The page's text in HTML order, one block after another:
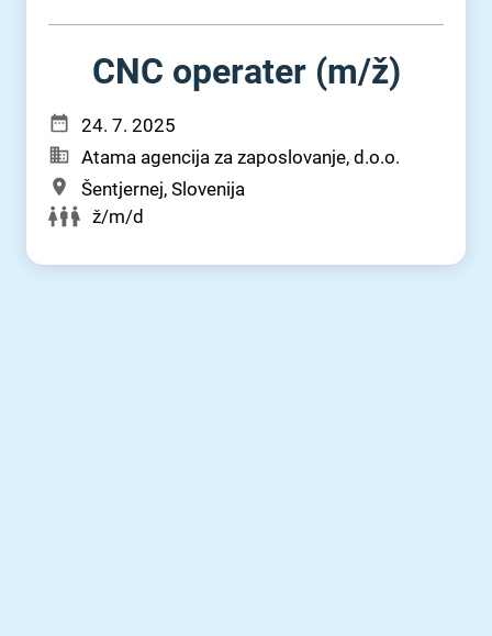
CNC operater (m⁠/⁠ž)
24. 7. 2025
Atama agencija za zaposlovanje, d.o.o.
Šentjernej, Slovenija
ž/m/d